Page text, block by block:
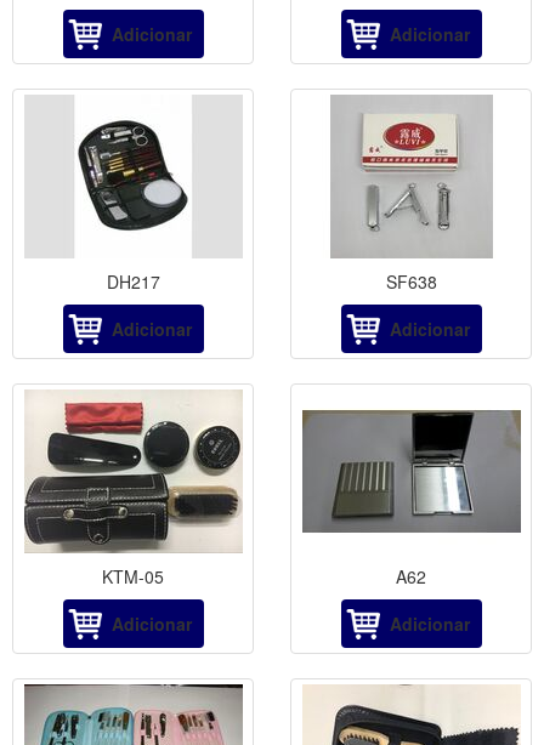
Adicionar
Adicionar
DH217
Adicionar
SF638
Adicionar
KTM-05
Adicionar
A62
Adicionar